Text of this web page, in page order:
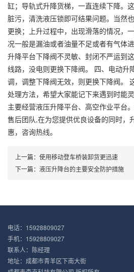
缸；导轨式升降货梯，一直连续下降。
脏污，清洗液压锁即可结果问题。当然
更换；上升过程中，出现滑落的情况，
况一般是漏油或者油量不足或者有气体
升降平台下降阀不灵敏、封闭不严运到
线路，没电则更换下降阀。 四、电动升
调，调整下降阀无效，则更换下降阀。
处理方法，希望大家能记下来遇到时能
主要经营液压升降平台、高空作业平台
售后团队,在为您提供优良设备的同时，
惠，咨询热线。
上一篇： 使用移动登车桥装卸货更迅速
下一篇： 液压升降台的主要安全防护措施
电话：15928809027
手机：15928809027
联系人：陈经理
地址：成都市青羊区下南大街